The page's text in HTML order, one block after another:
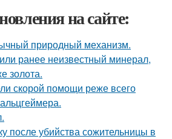
на сайте:
природный механизм.
ранее неизвестный минерал,
золота.
скорой помощи реже всего
после убийства сожительницы в